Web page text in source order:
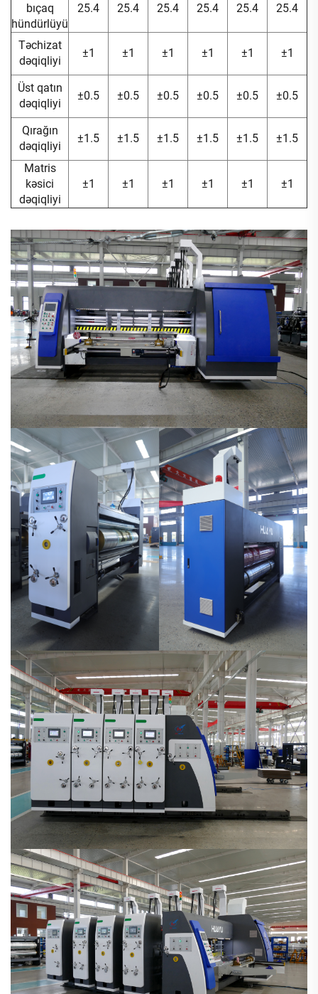
bıçaq
hündürlüyü
25.4 25.4 25.4 25.4 25.4 25.4
Təchizat
dəqiqliyi
±1 ±1 ±1 ±1 ±1 ±1
Üst qatın
dəqiqliyi
±0.5 ±0.5 ±0.5 ±0.5 ±0.5 ±0.5
Qırağın
dəqiqliyi
±1.5 ±1.5 ±1.5 ±1.5 ±1.5 ±1.5
Matris
kəsici
dəqiqliyi
±1 ±1 ±1 ±1 ±1 ±1